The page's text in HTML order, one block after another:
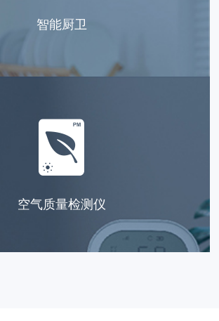
智能厨卫
空气质量检测仪